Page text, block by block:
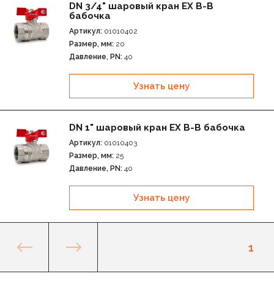
Латунные шаровые краны EX с дренажем и
воздухоотводчиком В-В ручка
манометров
DN 3/4" шаровый кран EX В-В
бабочка
Артикул: 01010402
Размер, мм: 20
Давление, PN: 40
Узнать цену
DN 1" шаровый кран EX В-В бабочка
Артикул: 01010403
Размер, мм: 25
Давление, PN: 40
Узнать цену
1